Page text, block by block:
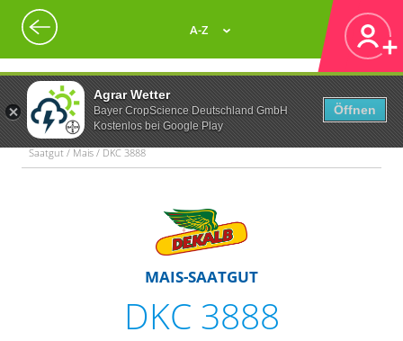
Agrar Wetter
Bayer CropScience Deutschland GmbH
Kostenlos bei Google Play
Öffnen
A-Z
Saatgut / Mais / DKC 3888
MAIS-SAATGUT
DKC 3888